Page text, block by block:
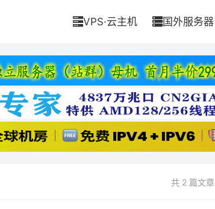
VPS·云主机 国外服务器
共 2 篇文章